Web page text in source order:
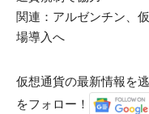
関連： アルゼンチン、
場導入へ
仮想通貨の最新情報を
をフォロー！